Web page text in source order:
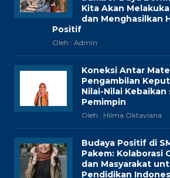
Kita Akan
dan Menghasilkan
Positif
Oleh : Admin
Koneksi Antar
Pengambilan
Nilai-Nilai Kebaikan
Pemimpin
Oleh : Hilma Oktaviana
Budaya Positif di
Pakem: Kolaborasi
dan Masyarakat
Pendidikan